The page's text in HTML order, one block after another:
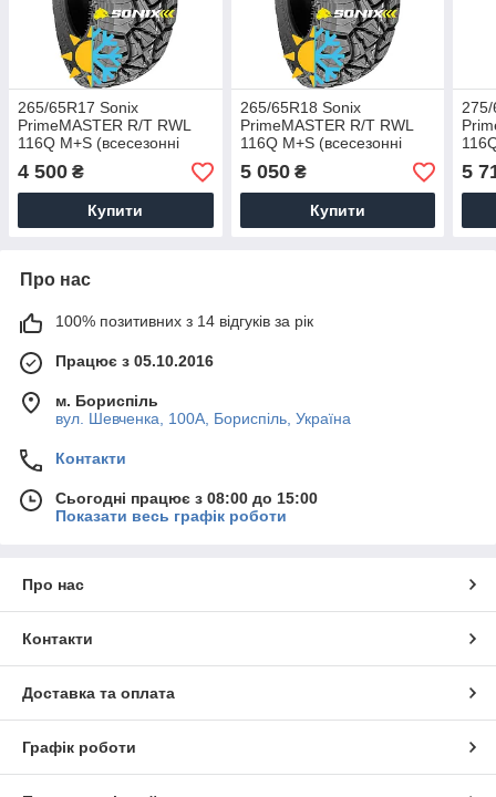
265/65R17 Sonix
PrimeMASTER R/Т RWL
116Q M+S (всесезонні
шини)
4 500 ₴
Купити
265/65R18 Sonix
PrimeMASTER R/Т RWL
116Q M+S (всесезонні
шини)
5 050₴
Купити
275/
5
Про нас
100% позитивних з 14 відгуків за рік
Працює з 05.10.2016
м. Бориспіль
вул. Шевченка, 100А, Бориспіль, Україна
Контакти
Сьогодні працює з 08:00 до 15:00
Показати весь графік роботи
Про нас
Контакти
Доставка та оплата
Графік роботи